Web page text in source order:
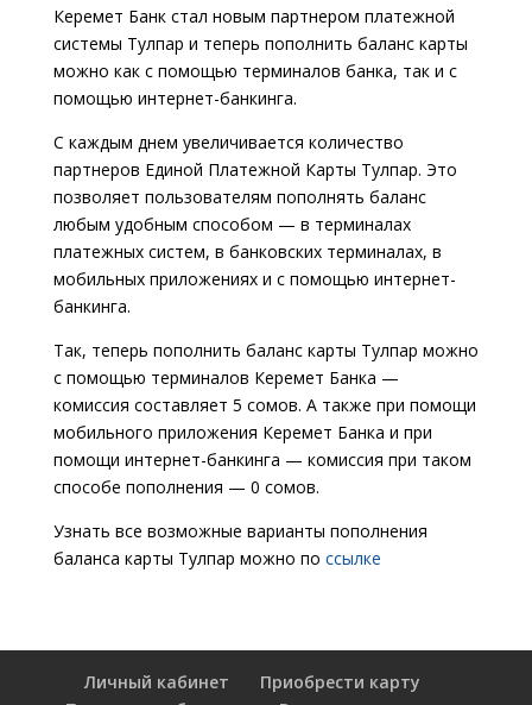
Керемет Банк стал новым партнером платежной
системы Тулпар и теперь пополнить баланс карты
можно как с помощью терминалов банка, так и с
помощью интернет-банкинга.
С каждым днем увеличивается количество
партнеров Единой Платежной Карты Тулпар. Это
позволяет пользователям пополнять баланс
любым удобным способом — в терминалах
платежных систем, в банковских терминалах, в
мобильных приложениях и с помощью интернет-
банкинга.
Так, теперь пополнить баланс карты Тулпар можно
с помощью терминалов Керемет Банка —
комиссия составляет 5 сомов. А также при помощи
мобильного приложения Керемет Банка и при
помощи интернет-банкинга — комиссия при таком
способе пополнения — 0 сомов.
Узнать все возможные варианты пополнения
баланса карты Тулпар можно по ссылке
Личный кабинет
Приобрести карту